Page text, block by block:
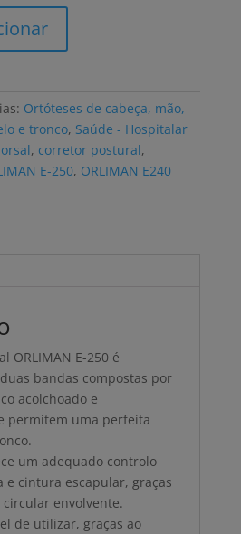
Ortóteses de cabeça, mão,
e tronco, Saúde - Hospitalar
, corretor postural,
E-250, ORLIMAN E240
ORLIMAN E-250 é
bandas compostas por
acolchoado e
permitem uma perfeita
um adequado controlo
e cintura escapular, graças
envolvente.
de utilizar, graças ao